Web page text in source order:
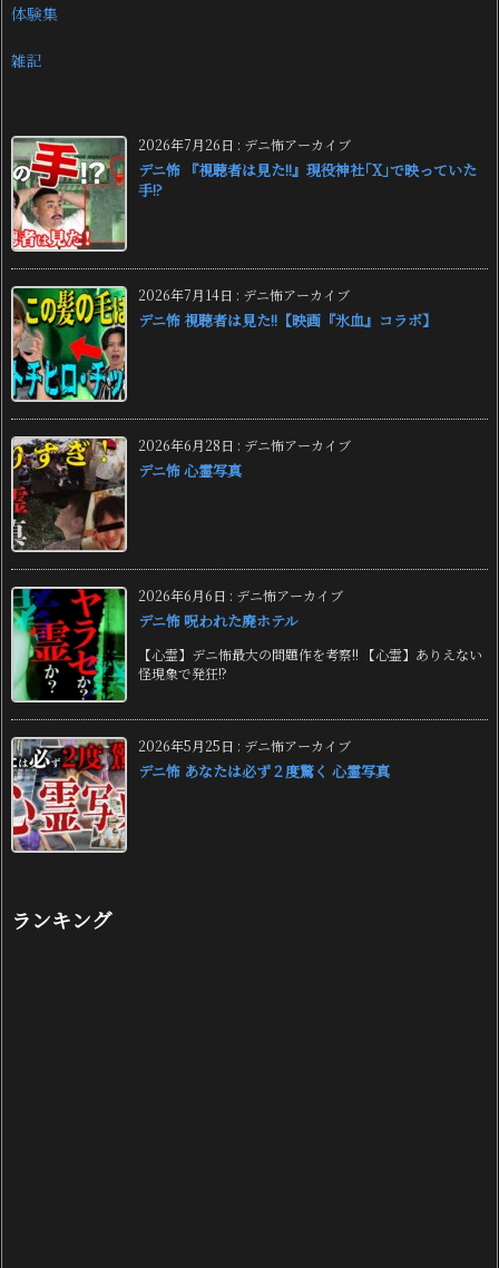
体験集
雑記
2026年7月26日 : デニ怖アーカイブ
デニ怖 『視聴者は見た!!』現役神社｢X｣で映っていた
手!?
2026年7月14日 : デニ怖アーカイブ
デニ怖 視聴者は見た!!【映画『氷血』コラボ】
2026年6月28日 : デニ怖アーカイブ
デニ怖 心霊写真
2026年6月6日 : デニ怖アーカイブ
デニ怖 呪われた廃ホテル
【心霊】デニ怖最大の問題作を考察!! 【心霊】ありえない
怪現象で発狂!?
2026年5月25日 : デニ怖アーカイブ
デニ怖 あなたは必ず２度驚く 心霊写真
ランキング